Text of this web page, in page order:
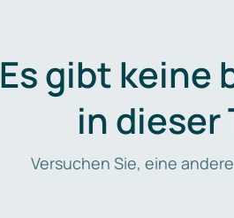
Es gibt keine
in dieser
Versuchen Sie, eine